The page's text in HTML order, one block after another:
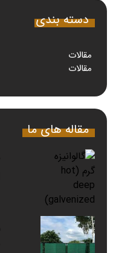
دسته بندی
مقالات
مقالات
مقاله های ما